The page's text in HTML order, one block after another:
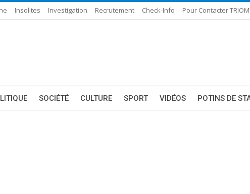
Insolites Investigation Recrutement Check-Info Pour Contacter
SOCIÉTÉ CULTURE SPORT VIDÉOS POTINS DE